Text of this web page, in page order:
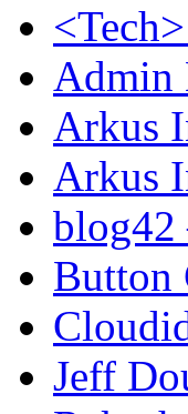
Admin
Arkus
Arkus
blog42
Button
Jeff